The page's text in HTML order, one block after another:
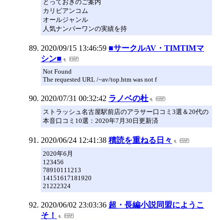
とっておきのご案内
カリビアンコム
オールジャンル
人気ナンバーワンの実績を持
2020/09/15 13:46:59 ■サークルAV・TIMTIMマ
シン■
Not Found
The requested URL /~av/top.htm was not f
2020/07/31 00:32:42 ラノベの杜
ストラッシュ名古屋駅前店のアラサー口コミ3選＆20代の
本音口コミ10選：2020年7月30日更新済
2020/06/24 12:41:38 積読を重ねる日々
2020年6月
123456
78910111213
14151617181920
21222324
2020/06/02 23:03:36 超・長編小説同盟にようこ
そ！